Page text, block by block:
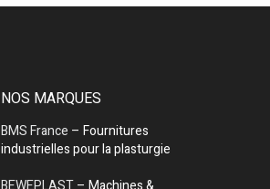
NOS MARQUES
BMS France – Fournitures
industrielles pour la plasturgie